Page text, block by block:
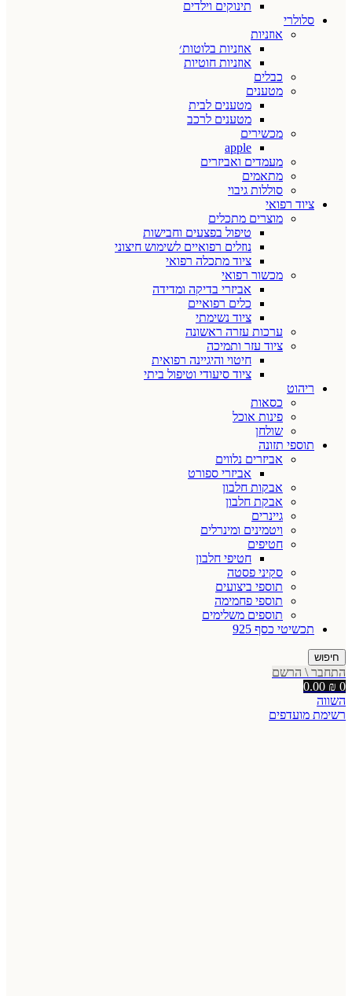
תינוקים וילדים
סלולרי
אוזניות
אוזניות בלוטות׳
אוזניות חוטיות
כבלים
מטענים
מטענים לבית
מטענים לרכב
מכשירים
apple
מעמדים ואביזרים
מתאמים
סוללות גיבוי
ציוד רפואי
מוצרים מתכלים
טיפול בפצעים וחבישות
נוזלים רפואיים לשימוש חיצוני
ציוד מתכלה רפואי
מכשור רפואי
אביזרי בדיקה ומדידה
כלים רפואיים
ציוד נשימתי
ערכות עזרה ראשונה
ציוד עזר ותמיכה
חיטוי והיגיינה רפואית
ציוד סיעודי וטיפול ביתי
ריהוט
כסאות
פינות אוכל
שולחן
תוספי תזונה
אביזרים נלווים
אביזרי ספורט
אבקות חלבון
אבקת חלבון
גיינרים
ויטמינים ומינרלים
חטיפים
חטיפי חלבון
סקיני פסטה
תוספי ביצועים
תוספי פחמימה
תוספים משלימים
תכשיטי כסף 925
חיפוש
התחבר \ הרשם
0
0.00 ₪
השווה
רשימת מועדפים